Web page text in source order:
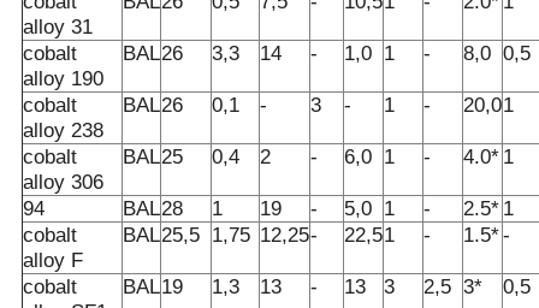
alloy 31
cobalt
alloy 190
BAL26 3,3 14 - 1,0 1 - 8,0 0,5
cobalt
alloy 238
BAL26 0,1 - 3 - 1 - 20,01
cobalt
alloy 306
BAL25 0,4 2 - 6,0 1 - 4.0* 1
94 BAL28 1 19 - 5,0 1 - 2.5* 1
cobalt
alloy F
BAL25,5 1,75 12,25- 22,51 - 1.5*-
cobalt
BAL19 1,3 13 - 13 3 2,5 3* 0,5